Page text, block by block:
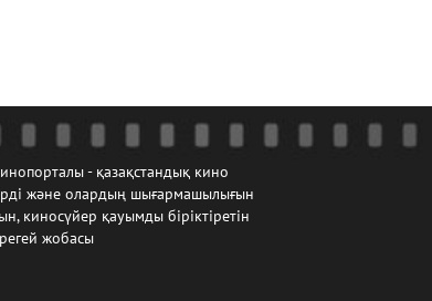
- қазақстандық кино
және олардың шығармашылығын
киносүйер қауымды біріктіретін
жобасы